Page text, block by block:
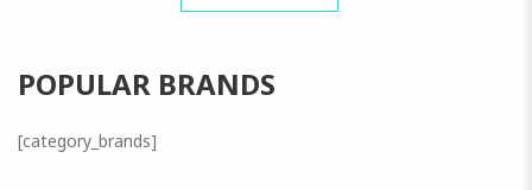
POPULAR BRANDS
[category_brands]